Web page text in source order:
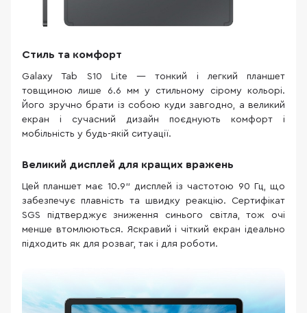
Стиль та комфорт
Galaxy Tab S10 Lite — тонкий і легкий планшет
товщиною лише 6.6 мм у стильному сірому кольорі.
Його зручно брати із собою куди завгодно, а великий
екран і сучасний дизайн поєднують комфорт і
мобільність у будь-якій ситуації.
Великий дисплей для кращих вражень
Цей планшет має 10.9" дисплей із частотою 90 Гц, що
забезпечує плавність та швидку реакцію. Сертифікат
SGS підтверджує зниження синього світла, тож очі
менше втомлюються. Яскравий і чіткий екран ідеально
підходить як для розваг, так і для роботи.